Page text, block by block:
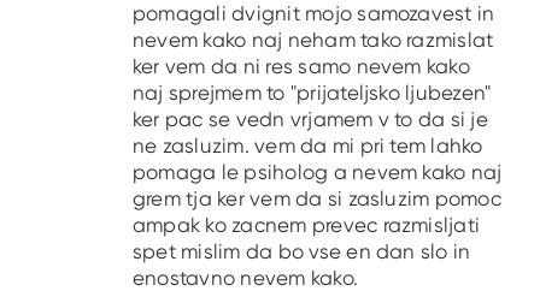
pomagali dvignit mojo samozavest in
nevem kako naj neham tako razmislat
ker vem da ni res samo nevem kako
naj sprejmem to "prijateljsko ljubezen"
ker pac se vedn vrjamem v to da si je
ne zasluzim. vem da mi pri tem lahko
pomaga le psiholog a nevem kako naj
grem tja ker vem da si zasluzim pomoc
ampak ko zacnem prevec razmisljati
spet mislim da bo vse en dan slo in
enostavno nevem kako.